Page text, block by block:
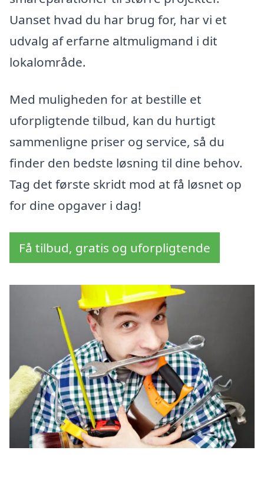
Uanset hvad du har brug for, har vi et
udvalg af erfarne altmuligmand i dit
lokalområde.
Med muligheden for at bestille et
uforpligtende tilbud, kan du hurtigt
sammenligne priser og service, så du
finder den bedste løsning til dine behov.
Tag det første skridt mod at få løsnet op
for dine opgaver i dag!
Få tilbud, gratis og uforpligtende